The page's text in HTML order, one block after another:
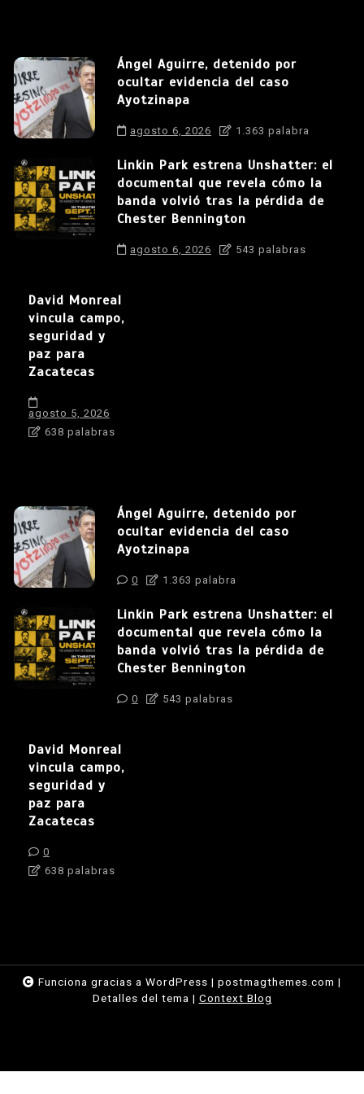
Ángel Aguirre, detenido por
ocultar evidencia del caso
Ayotzinapa
agosto 6, 2026 1.363 palabra
Linkin Park estrena Unshatter: el
documental que revela cómo la
banda volvió tras la pérdida de
Chester Bennington
agosto 6, 2026 543 palabras
David Monreal
vincula campo,
seguridad y
paz para
Zacatecas
agosto 5, 2026
638 palabras
Ángel Aguirre, detenido por
ocultar evidencia del caso
Ayotzinapa
0 1.363 palabra
Linkin Park estrena Unshatter: el
documental que revela cómo la
banda volvió tras la pérdida de
Chester Bennington
0 543 palabras
David Monreal
vincula campo,
seguridad y
paz para
Zacatecas
0
638 palabras
Funciona gracias a WordPress | postmagthemes.com |
Detalles del tema | Context Blog